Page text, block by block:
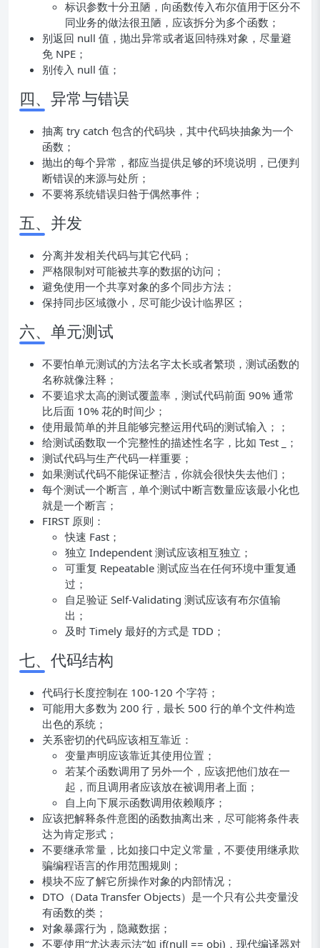
标识参数十分丑陋，向函数传入布尔值用于区分不
同业务的做法很丑陋，应该拆分为多个函数；
别返回 null 值，抛出异常或者返回特殊对象，尽量避
免 NPE；
别传入 null 值；
四、异常与错误
抽离 try catch 包含的代码块，其中代码块抽象为一个
函数；
抛出的每个异常，都应当提供足够的环境说明，已便判
断错误的来源与处所；
不要将系统错误归咎于偶然事件；
五、并发
分离并发相关代码与其它代码；
严格限制对可能被共享的数据的访问；
避免使用一个共享对象的多个同步方法；
保持同步区域微小，尽可能少设计临界区；
六、单元测试
不要怕单元测试的方法名字太长或者繁琐，测试函数的
名称就像注释；
不要追求太高的测试覆盖率，测试代码前面 90% 通常
比后面 10% 花的时间少；
使用最简单的并且能够完整运用代码的测试输入；；
给测试函数取一个完整性的描述性名字，比如 Test _；
测试代码与生产代码一样重要；
如果测试代码不能保证整洁，你就会很快失去他们；
每个测试一个断言，单个测试中断言数量应该最小化也
就是一个断言；
FIRST 原则：
快速 Fast；
独立 Independent 测试应该相互独立；
可重复 Repeatable 测试应当在任何环境中重复通
过；
自足验证 Self-Validating 测试应该有布尔值输
出；
及时 Timely 最好的方式是 TDD；
七、代码结构
代码行长度控制在 100-120 个字符；
可能用大多数为 200 行，最长 500 行的单个文件构造
出色的系统；
关系密切的代码应该相互靠近：
变量声明应该靠近其使用位置；
若某个函数调用了另外一个，应该把他们放在一
起，而且调用者应该放在被调用者上面；
自上向下展示函数调用依赖顺序；
应该把解释条件意图的函数抽离出来，尽可能将条件表
达为肯定形式；
不要继承常量，比如接口中定义常量，不要使用继承欺
骗编程语言的作用范围规则；
模块不应了解它所操作对象的内部情况；
DTO（Data Transfer Objects）是一个只有公共变量没
有函数的类；
对象暴露行为，隐藏数据；
不要使用“尤达表示法”如 if(null == obj)，现代编译器对